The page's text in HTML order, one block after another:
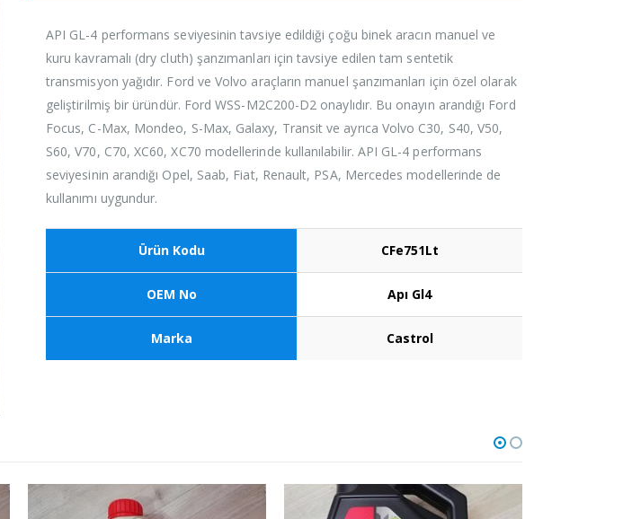
API GL-4 performans seviyesinin tavsiye edildiği çoğu binek aracın manuel ve
kuru kavramalı (dry cluth) şanzımanları için tavsiye edilen tam sentetik
transmisyon yağıdır. Ford ve Volvo araçların manuel şanzımanları için özel olarak
geliştirilmiş bir üründür. Ford WSS-M2C200-D2 onaylıdır. Bu onayın arandığı Ford
Focus, C-Max, Mondeo, S-Max, Galaxy, Transit ve ayrıca Volvo C30, S40, V50,
S60, V70, C70, XC60, XC70 modellerinde kullanılabilir. API GL-4 performans
seviyesinin arandığı Opel, Saab, Fiat, Renault, PSA, Mercedes modellerinde de
kullanımı uygundur.
Ürün Kodu CFe751Lt
OEM No Apı Gl4
Marka Castrol